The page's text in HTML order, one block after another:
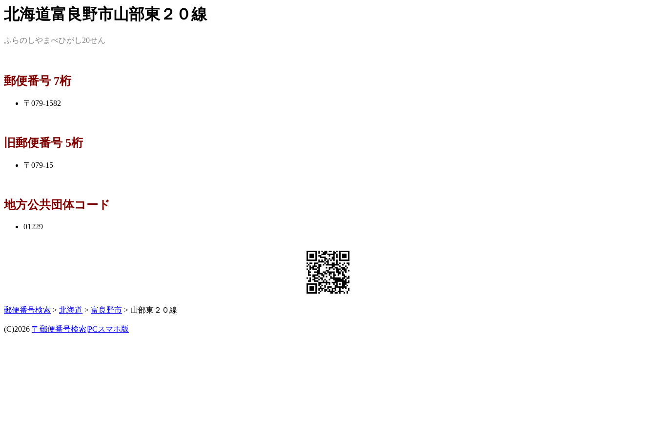
北海道富良野市山部東２０線
ふらのしやまべひがし20せん
郵便番号 7桁
〒079-1582
旧郵便番号 5桁
〒079-15
地方公共団体コード
01229
郵便番号検索 > 北海道 > 富良野市 > 山部東２０線
(C)2026 〒郵便番号検索|PCスマホ版